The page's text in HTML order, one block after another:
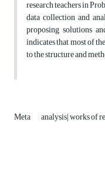
research teachers in
data collection and
proposing solutions
indicates that most of
to the structure and
Meta analysis| works of